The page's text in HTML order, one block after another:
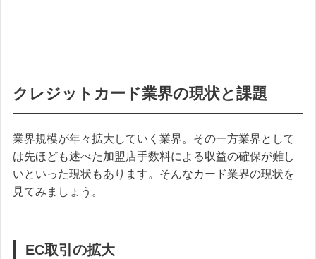
クレジットカード業界の現状と課題
業界規模が年々拡大していく業界。その一方業界として
は先ほども述べた加盟店手数料による収益の確保が難し
いといった現状もあります。そんなカード業界の現状を
見てみましょう。
EC取引の拡大